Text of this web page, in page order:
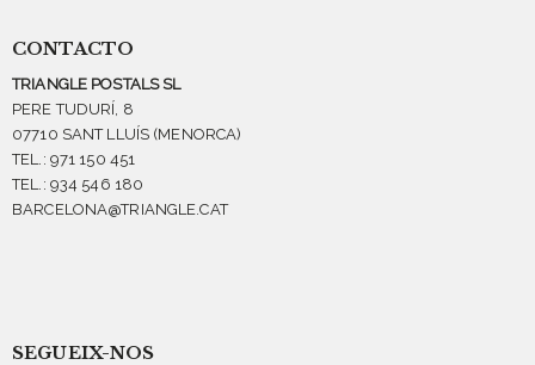
CONTACTO
TRIANGLE POSTALS SL
PERE TUDURÍ, 8
07710 SANT LLUÍS (MENORCA)
TEL.: 971 150 451
TEL.: 934 546 180
BARCELONA@TRIANGLE.CAT
SEGUEIX-NOS